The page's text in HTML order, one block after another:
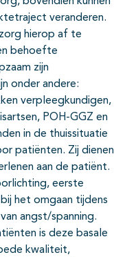
veranderen.
hierop af te
behoefte
zijn
onder andere:
verpleegkundigen,
POH-GGZ en
in de thuissituatie
patiënten. Zij dienen
aan de patiënt.
eerste
het omgaan tijdens
angst/spanning.
is deze basale
kwaliteit,